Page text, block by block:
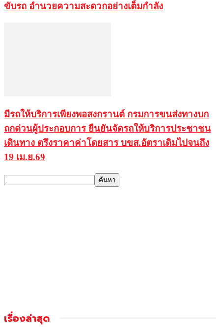
ขับรถ อำนวยความสะดวกอย่างเต็มกำลัง
มีรถให้บริการเพียงพอสงกรานต์ กรมการขนส่งทางบก
ถกด่วนผู้ประกอบการ ยืนยันจัดรถให้บริการประชาชน
เดินทาง ตรึงราคาค่าโดยสาร บขส.อัตราเดิมไปจนถึง
19 เม.ย.69
เรื่องล่าสุด